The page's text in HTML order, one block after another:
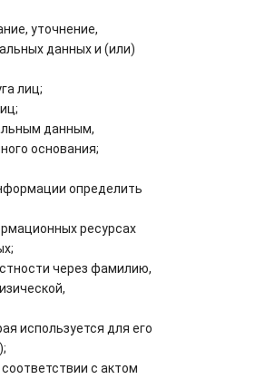
уточнение,
данных и (или)
лиц;
данным,
основания;
определить
ресурсах
через фамилию,
используется для его
с актом